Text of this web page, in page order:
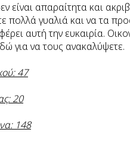
είναι απαραίτητα και
πολλά γυαλιά και να τα
αυτή την ευκαιρία.
για να τους ανακαλύψετε.
47
20
148